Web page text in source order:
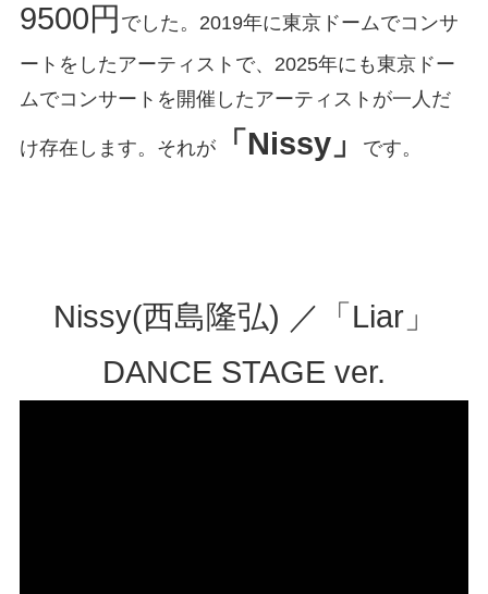
9500円 でした。2019年に東京ドームでコンサ
ートをしたアーティストで、2025年にも東京ドー
ムでコンサートを開催したアーティストが一人だ
け存在します。それが「Nissy」 です。
Nissy(⻄島隆弘) ／「Liar」
DANCE STAGE ver.